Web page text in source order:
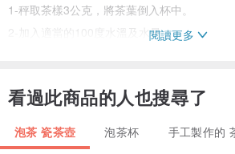
1-秤取茶樣3公克，將茶葉倒入杯中。
2-加入適當的100度水溫及水量。
5-審外觀-觀察托盤中茶葉，外形、條索、色澤
7-評滋味-待茶湯降溫後，飲茶評鑑茶的香氣與
閱讀更多
看過此商品的人也搜尋了
泡茶 瓷茶壺 泡茶杯 手工製作的